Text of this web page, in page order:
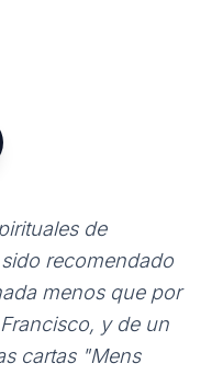
de
recomendado
menos que por
y de un
cartas "Mens